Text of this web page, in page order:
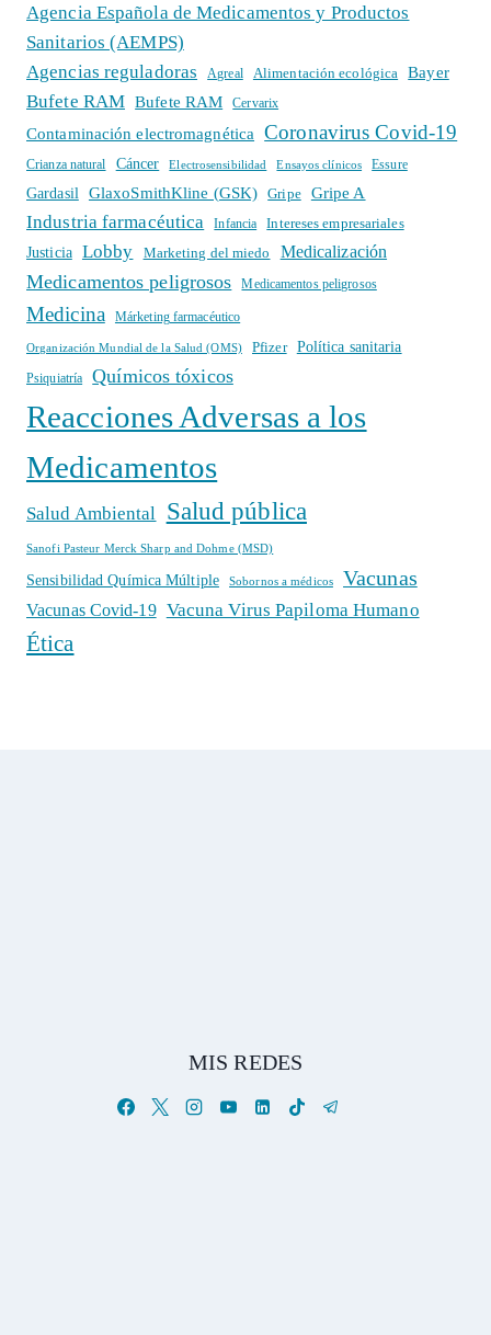
Agencia Española de Medicamentos y Productos
Sanitarios (AEMPS)
Agencias reguladoras
Agreal Alimentación ecológica Bayer
Bufete RAM Bufete RAM Cervarix
Contaminación electromagnética Coronavirus Covid-19
Crianza natural Cáncer Electrosensibilidad Ensayos clínicos Essure
Gardasil GlaxoSmithKline (GSK) Gripe Gripe A
Industria farmacéutica Infancia
Intereses empresariales
Justicia
Lobby Marketing del miedo Medicalización
Medicamentos peligrosos Medicamentos peligrosos
Medicina Márketing farmacéutico
Organización Mundial de la Salud (OMS) Pfizer Política sanitaria
Psiquiatría Químicos tóxicos
Reacciones Adversas a los
Medicamentos
Salud Ambiental Salud pública
Sanofi Pasteur Merck Sharp and Dohme (MSD)
Sensibilidad Química Múltiple Sobornos a médicos Vacunas
Vacunas Covid-19 Vacuna Virus Papiloma Humano
Ética
MIS REDES